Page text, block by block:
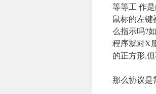
等等工 作
鼠标的左键
么指示吗?
程序就对X
的正方形,
那么协议是